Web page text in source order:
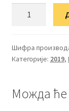
манастира
Милешева
Шифра
Категорије: 2019,
Можда ће